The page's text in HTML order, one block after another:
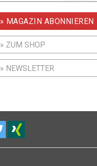
» MAGAZIN ABONNIEREN
» ZUM SHOP
» NEWSLETTER